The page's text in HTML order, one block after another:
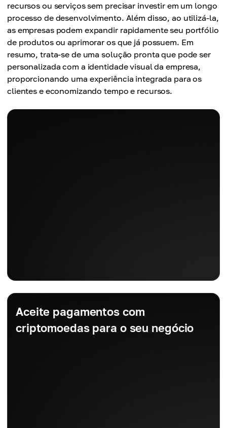
recursos ou serviços sem precisar investir em um longo
processo de desenvolvimento. Além disso, ao utilizá-la,
as empresas podem expandir rapidamente seu portfólio
de produtos ou aprimorar os que já possuem. Em
resumo, trata-se de uma solução pronta que pode ser
personalizada com a identidade visual da empresa,
proporcionando uma experiência integrada para os
clientes e economizando tempo e recursos.
Aceite pagamentos com
criptomoedas para o seu negócio